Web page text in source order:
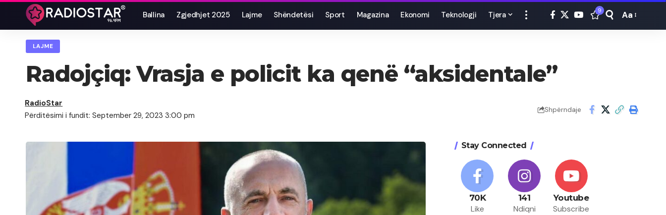
Ballina Zgjedhjet 2025 Lajme Shëndetësi Sport Magazina Ekonomi Teknologji Tjera 9
Font
Aa
LAJME
Radojçiq: Vrasja e policit ka qenë “aksidentale”
Përditësimi i fundit: September 29, 2023 3:00 pm
RadioStar
Shpërndaje
Stay Connected
70K
Like
141
Ndiqni
Youtube
Subscribe